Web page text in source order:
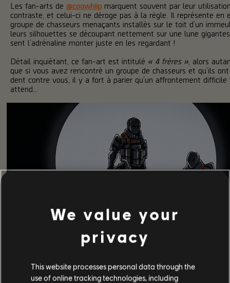
Les fan-arts de @coowhiip marquent souvent par leur
contraste, et celui-ci ne déroge pas à la règle. Il représente en
groupe de chasseurs menaçants installés sur le toit d’un
leurs silhouettes se découpant nettement sur une lune
sent l’adrénaline monter juste en les regardant !
Détail inquiétant, ce fan-art est intitulé « 4 frères » , alors
que si vous avez rencontré un groupe de chasseurs et qu’ils
dent contre vous, il y a fort à parier qu’un affrontement difficile
attend...
We value your
privacy
This website processes personal data through the
use of online tracking technologies, including